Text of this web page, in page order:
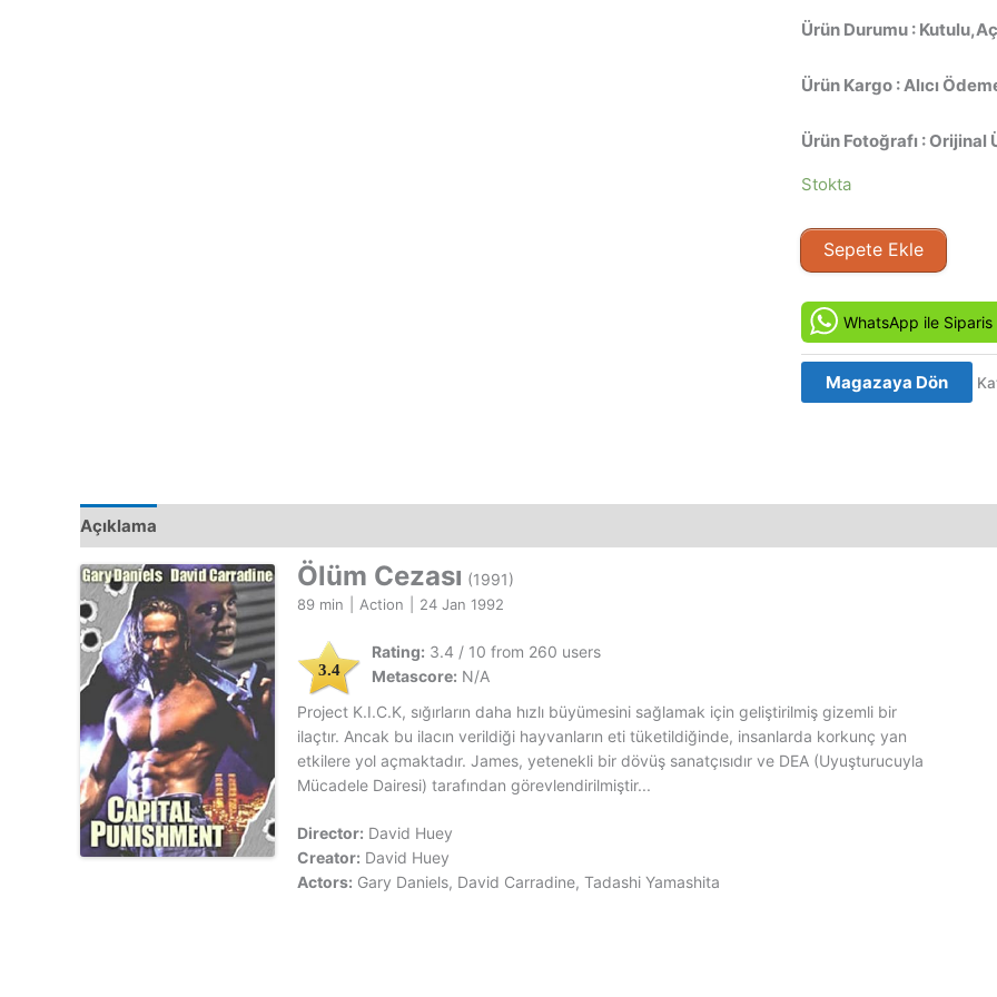
Ürün Durumu :
Ürün Kargo : Alıcı
Ürün Fotoğrafı : Orijinal
Stokta
Ölüm
Cezası
Capital
Punishment
(1991)
Orjinal
adet
Sepete Ekle
WhatsApp ile Siparis
Magazaya Dön
Açıklama
Ölüm Cezası (1991)
89 min Action 24 Jan 1992
3.4
Rating: 3.4 / 10 from 260 users
Metascore: N/A
Project K.I.C.K, sığırların daha hızlı büyümesini sağlamak için geliştirilmiş gizemli bir
ilaçtır. Ancak bu ilacın verildiği hayvanların eti tüketildiğinde, insanlarda korkunç yan
etkilere yol açmaktadır. James, yetenekli bir dövüş sanatçısıdır ve DEA (Uyuşturucuyla
Mücadele Dairesi) tarafından görevlendirilmiştir...
Director: David Huey
Creator: David Huey
Actors: Gary Daniels, David Carradine, Tadashi Yamashita